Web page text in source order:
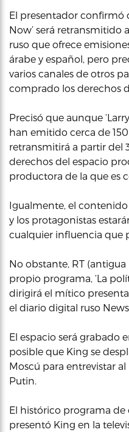
El presentador confirmó
Now’ será retransmitido
ruso que ofrece
árabe y español, pero
varios canales de otros
comprado los derechos
Precisó que aunque
han emitido cerca de
retransmitirá a partir del
derechos del espacio
productora de la que es
Igualmente, el
y los protagonistas
cualquier influencia que
No obstante, RT (antigua
propio programa, ‘La
dirigirá el mítico
el diario digital ruso
El espacio será grabado
posible que King se
Moscú para entrevistar
Putin.
El histórico programa de
presentó King en la